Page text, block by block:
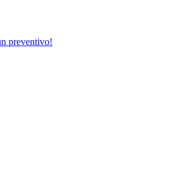
preventivo!